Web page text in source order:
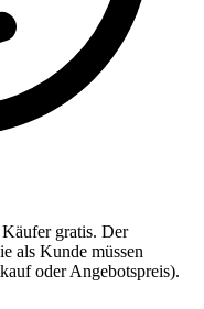
gratis. Der
als Kunde müssen
oder Angebotspreis).